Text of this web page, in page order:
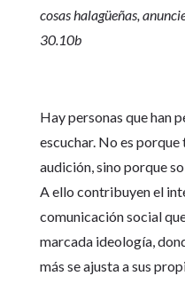
cosas halagüeñas,
30.10b
Hay personas que han
escuchar. No es
audición, sino porque
A ello contribuyen el
comunicación social
marcada ideología,
más se ajusta a sus